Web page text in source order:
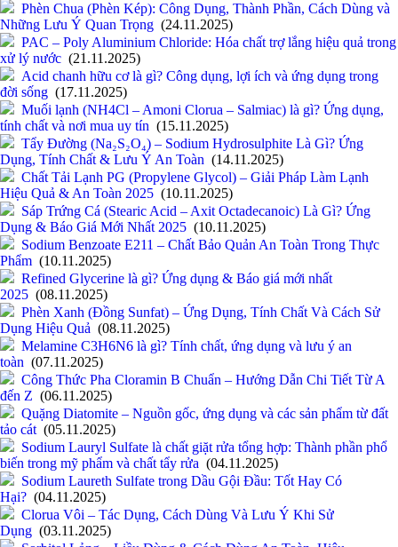
Phèn Chua (Phèn Kép): Công Dụng, Thành Phần, Cách Dùng và
Những Lưu Ý Quan Trọng (24.11.2025)
PAC – Poly Aluminium Chloride: Hóa chất trợ lắng hiệu quả trong
xử lý nước (21.11.2025)
Acid chanh hữu cơ là gì? Công dụng, lợi ích và ứng dụng trong
đời sống (17.11.2025)
Muối lạnh (NH4Cl – Amoni Clorua – Salmiac) là gì? Ứng dụng,
tính chất và nơi mua uy tín (15.11.2025)
Tẩy Đường (Na₂S₂O₄) – Sodium Hydrosulphite Là Gì? Ứng
Dụng, Tính Chất & Lưu Ý An Toàn (14.11.2025)
Chất Tải Lạnh PG (Propylene Glycol) – Giải Pháp Làm Lạnh
Hiệu Quả & An Toàn 2025 (10.11.2025)
Sáp Trứng Cá (Stearic Acid – Axit Octadecanoic) Là Gì? Ứng
Dụng & Báo Giá Mới Nhất 2025 (10.11.2025)
Sodium Benzoate E211 – Chất Bảo Quản An Toàn Trong Thực
Phẩm (10.11.2025)
Refined Glycerine là gì? Ứng dụng & Báo giá mới nhất
2025 (08.11.2025)
Phèn Xanh (Đồng Sunfat) – Ứng Dụng, Tính Chất Và Cách Sử
Dụng Hiệu Quả (08.11.2025)
Melamine C3H6N6 là gì? Tính chất, ứng dụng và lưu ý an
toàn (07.11.2025)
Công Thức Pha Cloramin B Chuẩn – Hướng Dẫn Chi Tiết Từ A
đến Z (06.11.2025)
Quặng Diatomite – Nguồn gốc, ứng dụng và các sản phẩm từ đất
tảo cát (05.11.2025)
Sodium Lauryl Sulfate là chất giặt rửa tổng hợp: Thành phần phổ
biến trong mỹ phẩm và chất tẩy rửa (04.11.2025)
Sodium Laureth Sulfate trong Dầu Gội Đầu: Tốt Hay Có
Hại? (04.11.2025)
Clorua Vôi – Tác Dụng, Cách Dùng Và Lưu Ý Khi Sử
Dụng (03.11.2025)